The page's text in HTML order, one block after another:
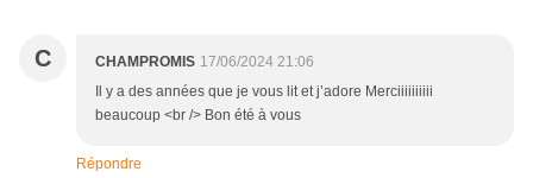
C CHAMPROMIS 17/06/2024 21:06
Il y a des années que je vous lit et j’adore Merciiiiiiiiii
beaucoup <br /> Bon été à vous
Répondre